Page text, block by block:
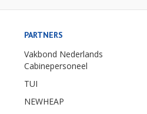
PARTNERS
Vakbond Nederlands
Cabinepersoneel
TUI
NEWHEAP